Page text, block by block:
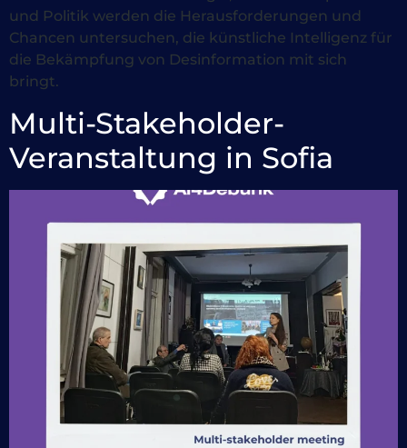
und Politik werden die Herausforderungen und
Chancen untersuchen, die künstliche Intelligenz für
die Bekämpfung von Desinformation mit sich
bringt.
Multi-Stakeholder-
Veranstaltung in Sofia